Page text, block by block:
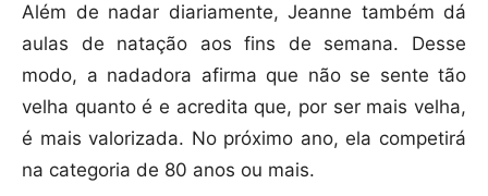
Além de nadar diariamente, Jeanne também dá
aulas de natação aos fins de semana. Desse
modo, a nadadora afirma que não se sente tão
velha quanto é e acredita que, por ser mais velha,
é mais valorizada. No próximo ano, ela competirá
na categoria de 80 anos ou mais.